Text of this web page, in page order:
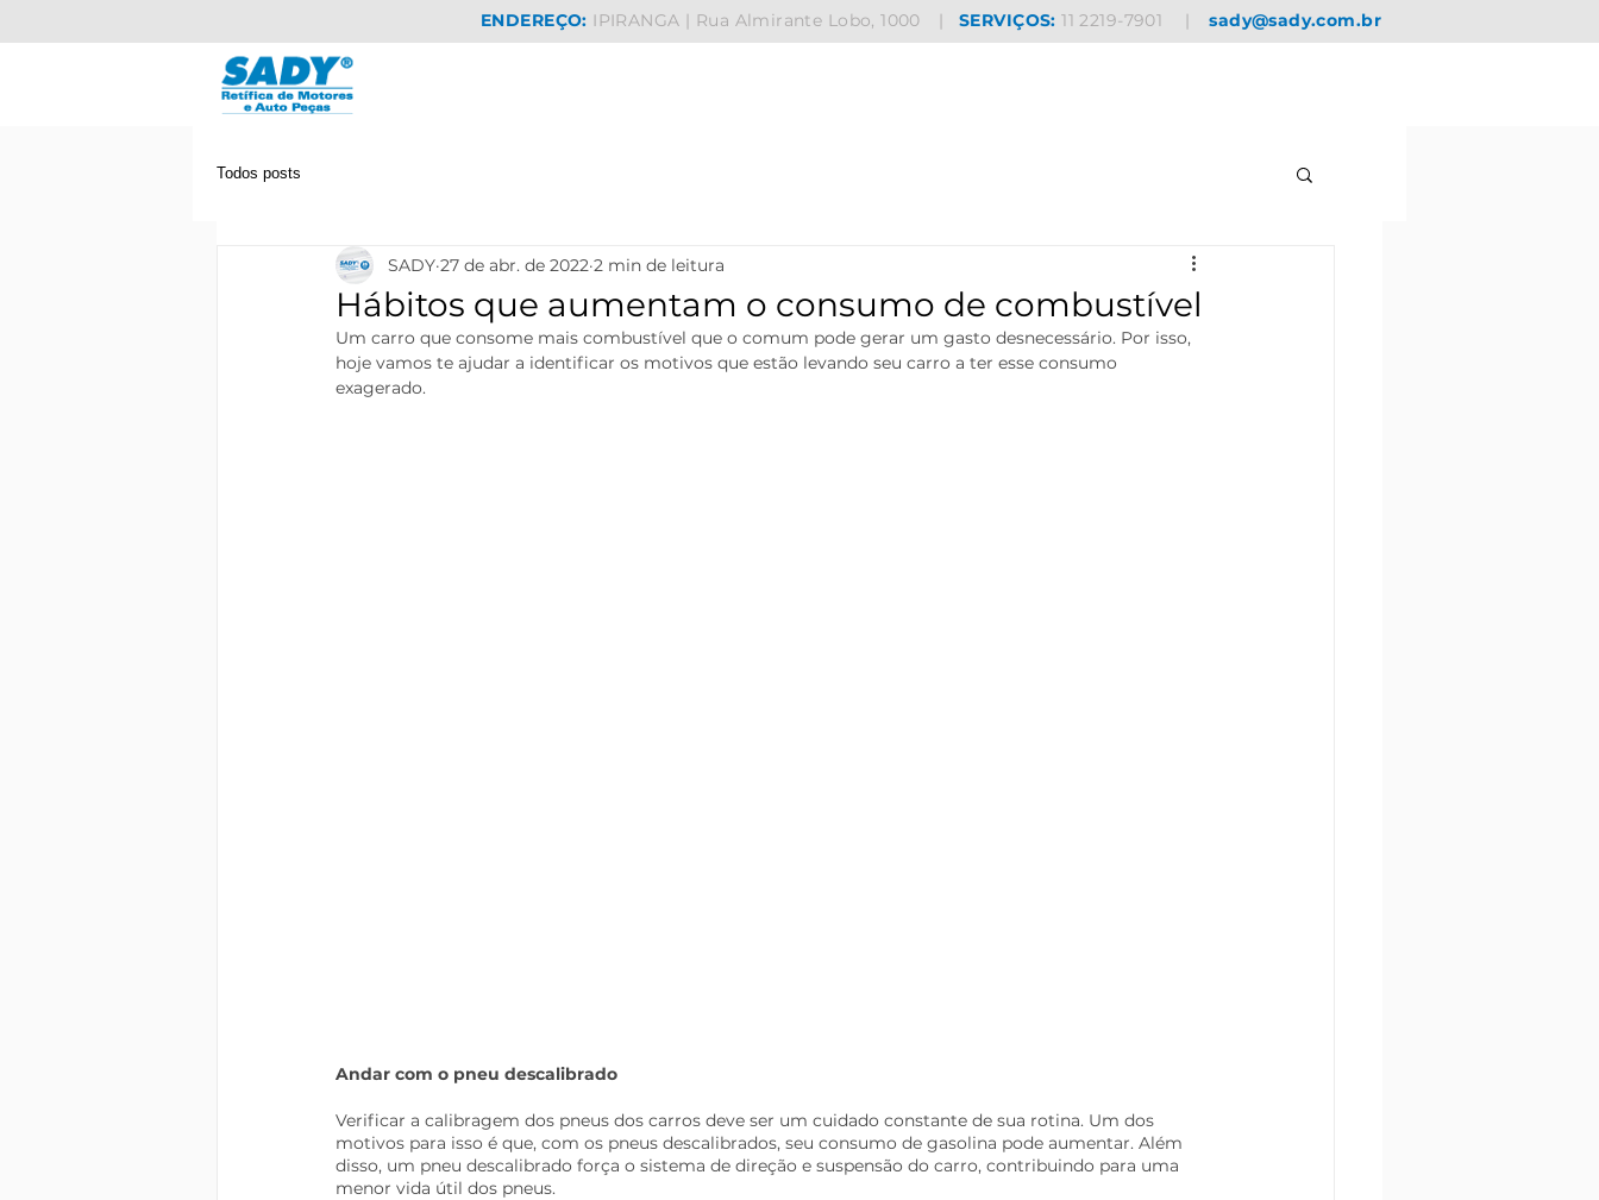
ENDEREÇO: IPIRANGA | Rua Almirante Lobo, 1000 | SERVIÇOS: 11 2219-7901 | sady@sady.com.br
Todos posts
Hábitos que aumentam o consumo de combustível
SADY 27 de abr. de 2022 2 min de leitura
Um carro que consome mais combustível que o comum pode gerar um gasto desnecessário. Por isso,
hoje vamos te ajudar a identificar os motivos que estão levando seu carro a ter esse consumo
exagerado.
Andar com o pneu descalibrado
Verificar a calibragem dos pneus dos carros deve ser um cuidado constante de sua rotina. Um dos
motivos para isso é que, com os pneus descalibrados, seu consumo de gasolina pode aumentar. Além
disso, um pneu descalibrado força o sistema de direção e suspensão do carro, contribuindo para uma
menor vida útil dos pneus.